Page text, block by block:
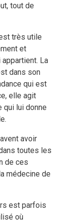
tout de
très utile
et
La
dans son
qui est
elle agit
qui lui donne
avoir
toutes les
de ces
médecine de
est parfois
où